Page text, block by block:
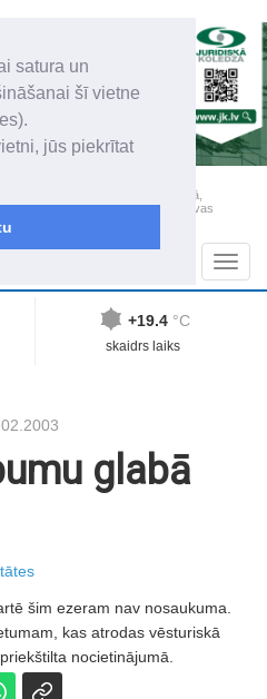
satura un
šī vietne
jūs piekrītat
valodās visā Dienvidlatgalē un Sēlijā,
valstspilsētu, Augšdaugavas
+19.4 °C
skaidrs laiks
glabā
šim ezeram nav nosaukuma.
kas atrodas vēsturiskā
nocietinājumā.